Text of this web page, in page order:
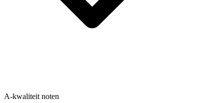
A-kwaliteit noten